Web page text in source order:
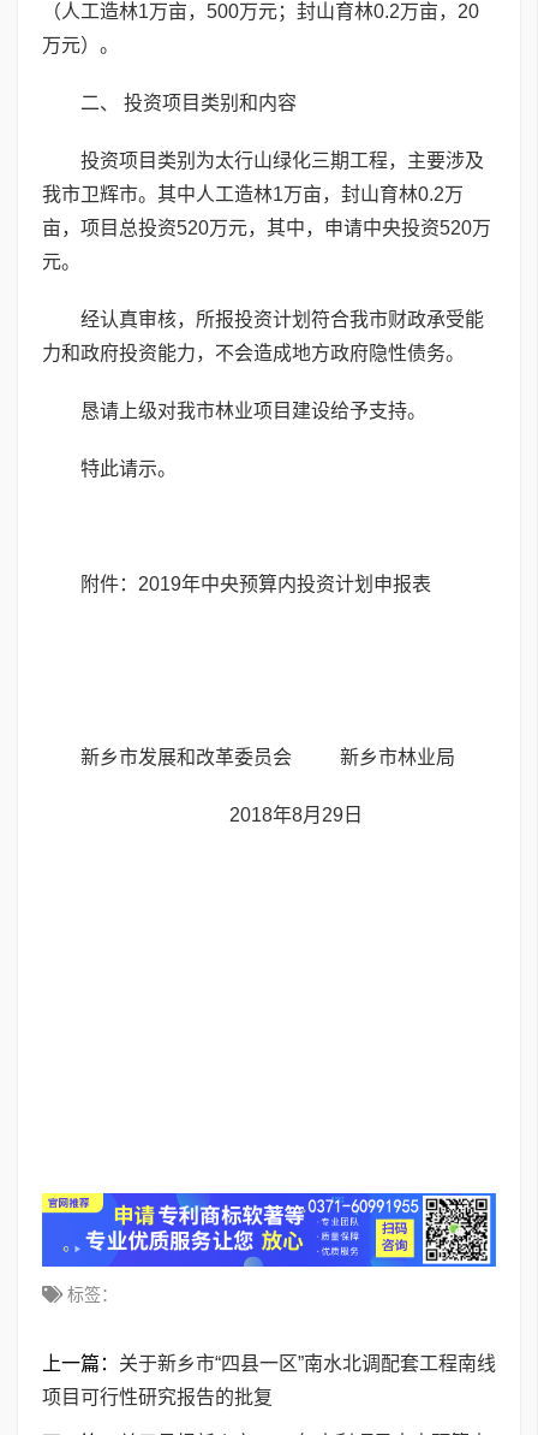
（人工造林1万亩，500万元；封山育林0.2万亩，20
万元）。
二、 投资项目类别和内容
投资项目类别为太行山绿化三期工程，主要涉及
我市卫辉市。其中人工造林1万亩，封山育林0.2万
亩，项目总投资520万元，其中，申请中央投资520万
元。
经认真审核，所报投资计划符合我市财政承受能
力和政府投资能力，不会造成地方政府隐性债务。
恳请上级对我市林业项目建设给予支持。
特此请示。
附件：2019年中央预算内投资计划申报表
新乡市发展和改革委员会 新乡市林业局
2018年8月29日
标签：
上一篇： 关于新乡市“四县一区”南水北调配套工程南线
项目可行性研究报告的批复